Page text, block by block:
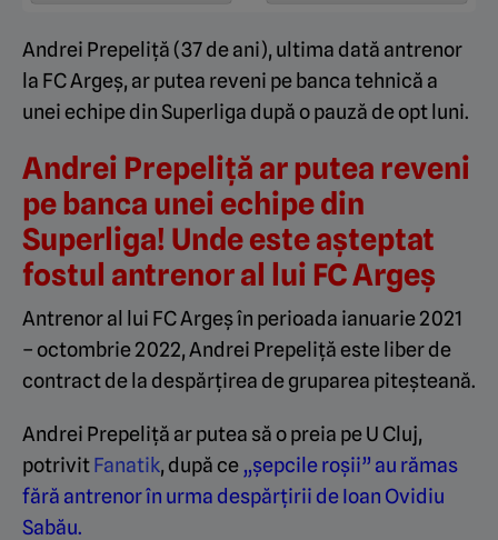
Andrei Prepeliță (37 de ani), ultima dată antrenor
la FC Argeș, ar putea reveni pe banca tehnică a
unei echipe din Superliga după o pauză de opt luni.
Andrei Prepeliță ar putea reveni
pe banca unei echipe din
Superliga! Unde este așteptat
fostul antrenor al lui FC Argeș
Antrenor al lui FC Argeș în perioada ianuarie 2021
– octombrie 2022, Andrei Prepeliță este liber de
contract de la despărțirea de gruparea piteșteană.
Andrei Prepeliță ar putea să o preia pe U Cluj,
potrivitFanatik, după ce „șepcile roșii” au rămas
fără antrenor în urma despărțirii de Ioan Ovidiu
Sabău.